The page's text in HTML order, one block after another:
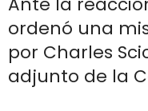
ordenó una
por Charles
adjunto de la